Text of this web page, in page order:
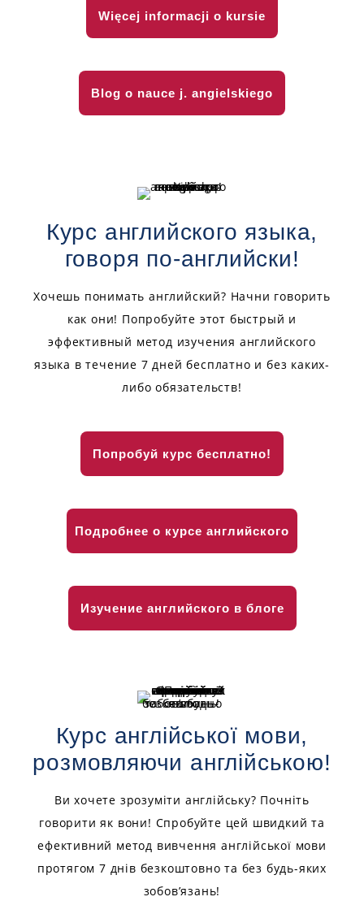
Więcej informacji o kursie
Blog o nauce j. angielskiego
Курс английского языка,
говоря по-английски!
Хочешь понимать английский? Начни говорить
как они! Попробуйте этот быстрый и
эффективный метод изучения английского
языка в течение 7 дней бесплатно и без каких-
либо обязательств!
Попробуй курс бесплатно!
Подробнее о курсе английского
Изучение английского в блоге
Курс англійської мови,
розмовляючи англійською!
Ви хочете зрозуміти англійську? Почніть
говорити як вони! Спробуйте цей швидкий та
ефективний метод вивчення англійської мови
протягом 7 днів безкоштовно та без будь-яких
зобов’язань!